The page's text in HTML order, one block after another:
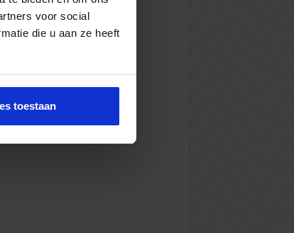
voor social
die u aan ze heeft
toestaan